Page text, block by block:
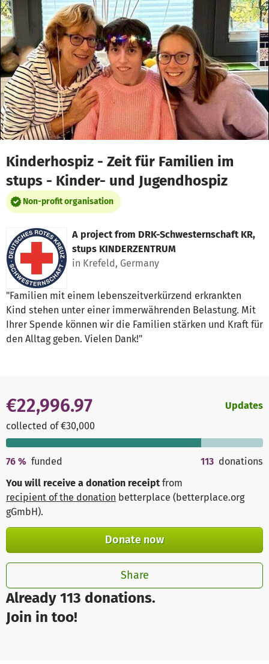
Skip to main content
Show accessibility statement
Kinderhospiz - Zeit für Familien im
stups - Kinder- und Jugendhospiz
Non-profit organisation
A project from DRK-Schwesternschaft KR,
stups KINDERZENTRUM
in Krefeld, Germany
"Familien mit einem lebenszeitverkürzend erkrankten
Kind stehen unter einer immerwährenden Belastung. Mit
Ihrer Spende können wir die Familien stärken und Kraft für
den Alltag geben. Vielen Dank!"
Already 113 donations.
Join in too!
€22,996.97
collected of €30,000
Updates
76 % funded 113 donations
You will receive a donation receipt from
recipient of the donation betterplace (betterplace.org
gGmbH).
Donate now
Share